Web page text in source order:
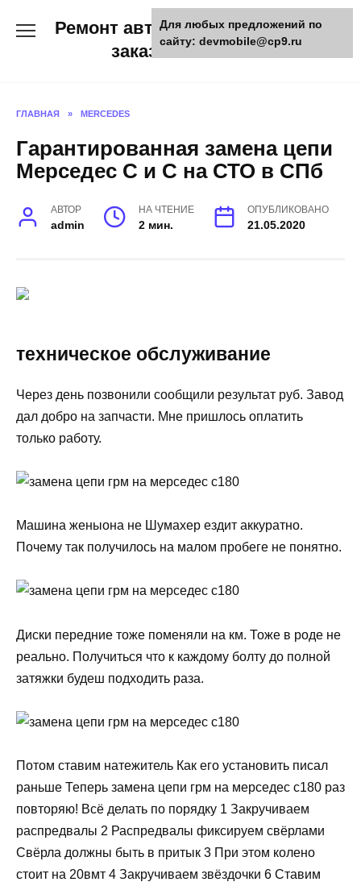
Ремонт авто и мото техники,
заказ запчастей
ГЛАВНАЯ » MERCEDES
Гарантированная замена цепи
Мерседес С и С на СТО в СПб
АВТОР
admin
НА ЧТЕНИЕ
2 мин.
ОПУБЛИКОВАНО
21.05.2020
техническое обслуживание
Через день позвонили сообщили результат руб. Завод
дал добро на запчасти. Мне пришлось оплатить
только работу.
Машина женыона не Шумахер ездит аккуратно.
Почему так получилось на малом пробеге не понятно.
Диски передние тоже поменяли на км. Тоже в роде не
реально. Получиться что к каждому болту до полной
затяжки будеш подходить раза.
Потом ставим натежитель Как его установить писал
раньше Теперь замена цепи грм на мерседес с180 раз
повторяю! Всё делать по порядку 1 Закручиваем
распредвалы 2 Распредвалы фиксируем свёрлами
Свёрла должны быть в притык 3 При этом колено
стоит на 20вмт 4 Закручиваем звёздочки 6 Ставим
Для любых предложений по
сайту: devmobile@cp9.ru